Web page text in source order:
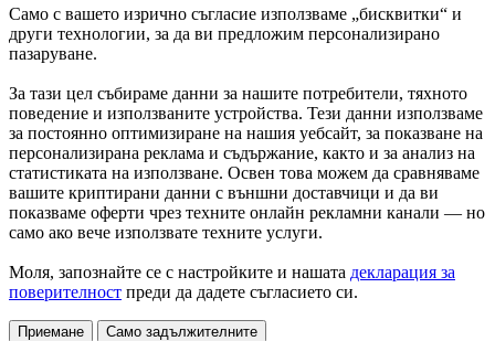
Само с вашето изрично съгласие използваме „бисквитки“ и
други технологии, за да ви предложим персонализирано
пазаруване.
За тази цел събираме данни за нашите потребители, тяхното
поведение и използваните устройства. Тези данни използваме
за постоянно оптимизиране на нашия уебсайт, за показване на
персонализирана реклама и съдържание, както и за анализ на
статистиката на използване. Освен това можем да сравняваме
вашите криптирани данни с външни доставчици и да ви
показваме оферти чрез техните онлайн рекламни канали — но
само ако вече използвате техните услуги.
Моля, запознайте се с настройките и нашата декларация за
поверителност преди да дадете съгласието си.
Приемане
Само задължителните